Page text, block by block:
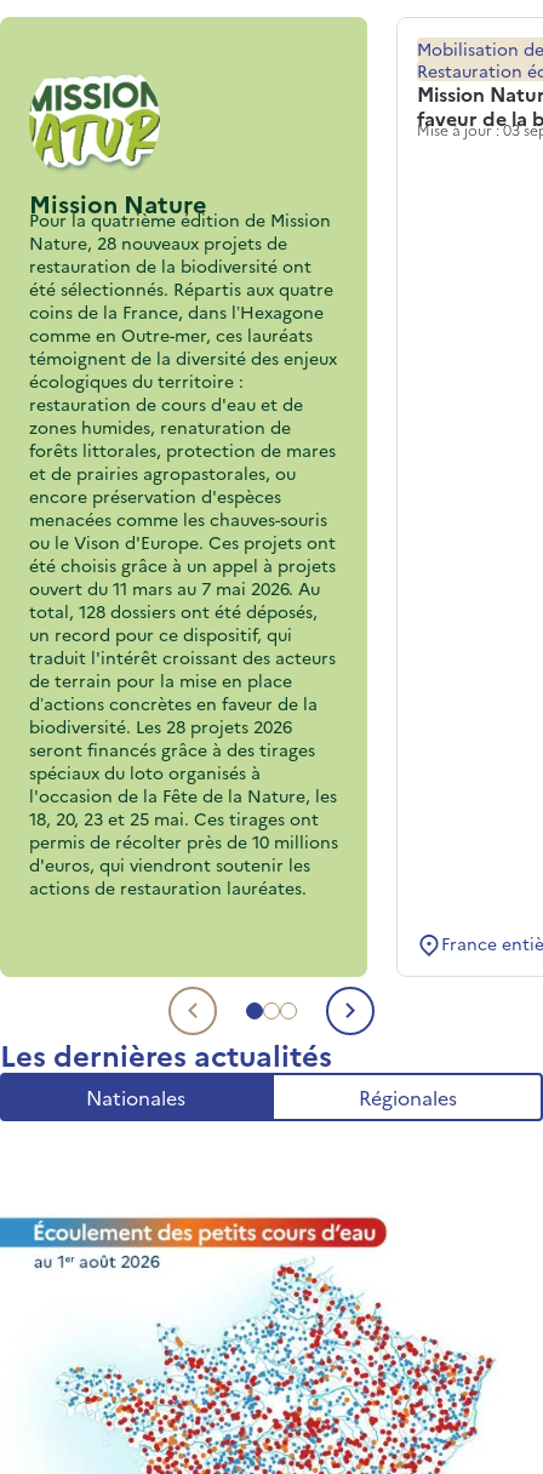
Aller au sujet 1
Aller au sujet 2
Aller au sujet 3
Mission Nature
Pour la quatrième édition de Mission
Nature, 28 nouveaux projets de
restauration de la biodiversité ont
été sélectionnés. Répartis aux quatre
coins de la France, dans l’Hexagone
comme en Outre-mer, ces lauréats
témoignent de la diversité des enjeux
écologiques du territoire :
restauration de cours d'eau et de
zones humides, renaturation de
forêts littorales, protection de mares
et de prairies agropastorales, ou
encore préservation d'espèces
menacées comme les chauves-souris
ou le Vison d'Europe. Ces projets ont
été choisis grâce à un appel à projets
ouvert du 11 mars au 7 mai 2026. Au
total, 128 dossiers ont été déposés,
un record pour ce dispositif, qui
traduit l'intérêt croissant des acteurs
de terrain pour la mise en place
d’actions concrètes en faveur de la
biodiversité. Les 28 projets 2026
seront financés grâce à des tirages
spéciaux du loto organisés à
l'occasion de la Fête de la Nature, les
18, 20, 23 et 25 mai. Ces tirages ont
permis de récolter près de 10 millions
d'euros, qui viendront soutenir les
actions de restauration lauréates.
Mission
faveur de la
Mobilisation
Restauration
Mise à jour : 03
France
Sujet précédentSujet suivant
Les dernières actualités
Nationales Régionales